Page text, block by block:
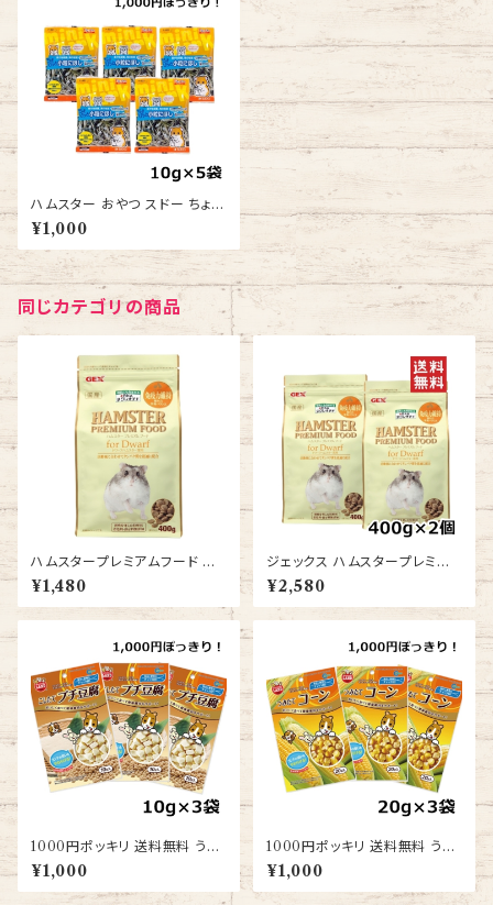
ハムスター おやつ スドー ちょび
っと 小粒にぼし 10ｇ 5袋 送料
無料
¥1,000
同じカテゴリの商品
ハムスタープレミアムフード ド
ワーフ専用400g
¥1,480
ジェックス ハムスタープレミア
ムフード ドワーフ専用 400g 2
個セット 送料無料 ハムスター
エサ 餌
¥2,580
1000円ポッキリ 送料無料 うさ
ぎ ハムスター おやつ とうふ マ
ルカン こしたてプチ豆腐 10g 3
個セット お試し ポイント消化
¥1,000
1000円ポッキリ 送料無料 うさ
ぎ ハムスター モルモット おやつ
コーン マルカン つみたてコーン
20g 3個セット お試し ポイント
¥1,000